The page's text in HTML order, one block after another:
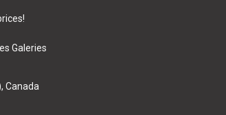
Galeries
Canada